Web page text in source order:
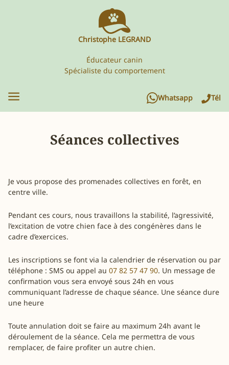
Christophe LEGRAND
Éducateur canin
Spécialiste du comportement
Whatsapp Tél
Séances collectives
Je vous propose des promenades collectives en forêt, en
centre ville.
Pendant ces cours, nous travaillons la stabilité, l’agressivité,
l’excitation de votre chien face à des congénères dans le
cadre d’exercices.
Les inscriptions se font via la calendrier de réservation ou par
téléphone : SMS ou appel au 07 82 57 47 90. Un message de
confirmation vous sera envoyé sous 24h en vous
communiquant l’adresse de chaque séance. Une séance dure
une heure
Toute annulation doit se faire au maximum 24h avant le
déroulement de la séance. Cela me permettra de vous
remplacer, de faire profiter un autre chien.